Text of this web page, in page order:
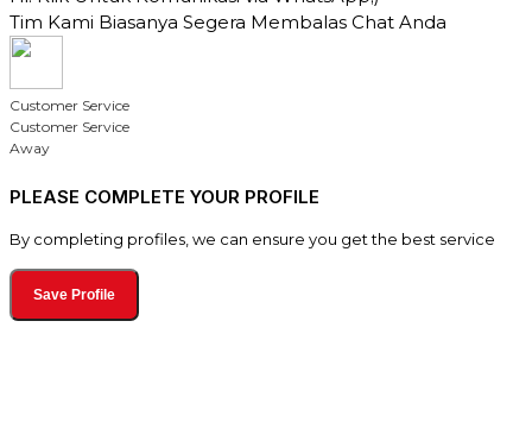
Tim Kami Biasanya Segera Membalas Chat Anda
Customer Service
Customer Service
Away
PLEASE COMPLETE YOUR PROFILE
By completing profiles, we can ensure you get the best service
Save Profile